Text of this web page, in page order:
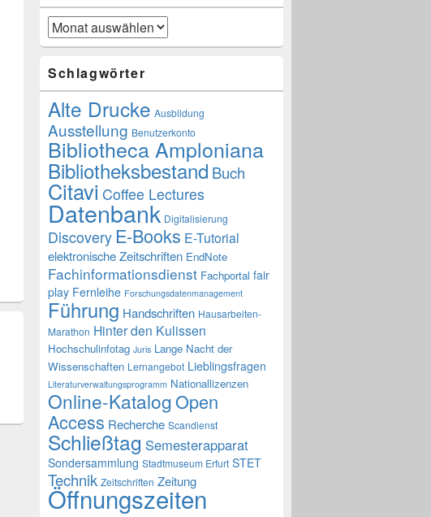
Beiträge
Schlagwörter
Alte Drucke Ausbildung
Ausstellung Benutzerkonto
Bibliotheca Amploniana
Bibliotheksbestand Buch
Citavi Coffee Lectures
Datenbank Digitalisierung
Discovery E-Books E-Tutorial
elektronische Zeitschriften EndNote
Fachinformationsdienst Fachportal fair
play Fernleihe Forschungsdatenmanagement
Führung Handschriften Hausarbeiten-
Marathon Hinter den Kulissen
Hochschulinfotag Juris Lange Nacht der
Wissenschaften Lernangebot Lieblingsfragen
Literaturverwaltungsprogramm Nationallizenzen
Online-KatalogOpen
Access Recherche Scandienst
Schließtag Semesterapparat
Sondersammlung Stadtmuseum Erfurt STET
Technik Zeitschriften Zeitung
Öffnungszeiten